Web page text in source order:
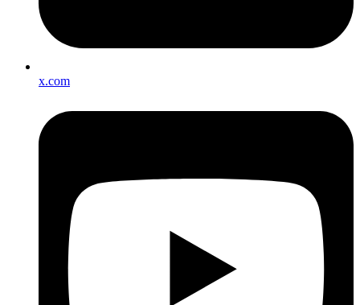
x.com